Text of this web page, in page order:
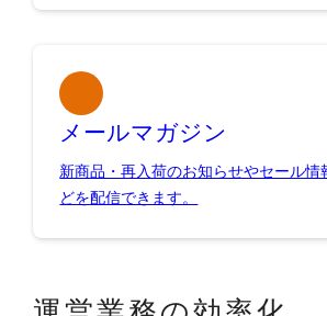
メールマガジン
新商品・再入荷のお知らせやセール情
どを配信できます。